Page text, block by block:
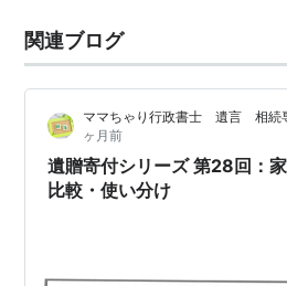
関連ブログ
ママちゃり行政書士 遺言 相続
ヶ月前
遺贈寄付シリーズ 第28回：
比較・使い分け